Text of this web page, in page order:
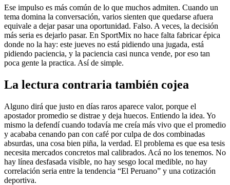
Ese impulso es más común de lo que muchos admiten. Cuando un
tema domina la conversación, varios sienten que quedarse afuera
equivale a dejar pasar una oportunidad. Falso. A veces, la decisión
más seria es dejarlo pasar. En SportMix no hace falta fabricar épica
donde no la hay: este jueves no está pidiendo una jugada, está
pidiendo paciencia, y la paciencia casi nunca vende, por eso tan
poca gente la practica. Así de simple.
La lectura contraria también cojea
Alguno dirá que justo en días raros aparece valor, porque el
apostador promedio se distrae y deja huecos. Entiendo la idea. Yo
mismo la defendí cuando todavía me creía más vivo que el promedio
y acababa cenando pan con café por culpa de dos combinadas
absurdas, una cosa bien piña, la verdad. El problema es que esa tesis
necesita mercados concretos mal calibrados. Acá no los tenemos. No
hay línea desfasada visible, no hay sesgo local medible, no hay
correlación seria entre la tendencia “El Peruano” y una cotización
deportiva.